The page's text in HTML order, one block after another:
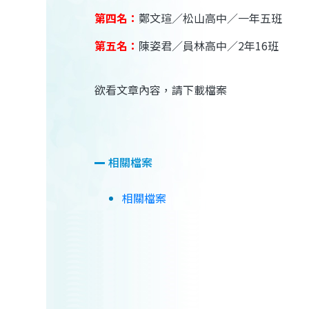
第四名： 鄭文瑄／松山高中／一年五班
第五名： 陳姿君／員林高中／2年16班
欲看文章內容，請下載檔案
相關檔案
相關檔案